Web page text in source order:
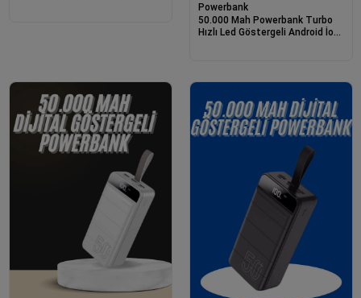
Powerbank
50.000 Mah Powerbank Turbo
Hızlı Led Göstergeli Android İos